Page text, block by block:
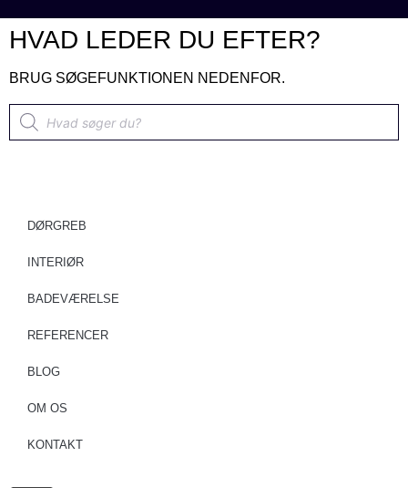
HVAD LEDER DU EFTER?
BRUG SØGEFUNKTIONEN NEDENFOR.
DØRGREB
INTERIØR
BADEVÆRELSE
REFERENCER
BLOG
OM OS
KONTAKT